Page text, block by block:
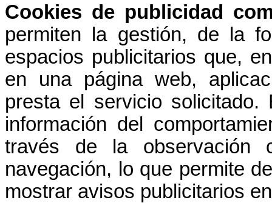
Cookies de publicidad
permiten la gestión, de la
espacios publicitarios que,
en una página web,
presta el servicio
información del
través de la observación
navegación, lo que permite
mostrar avisos publicitarios